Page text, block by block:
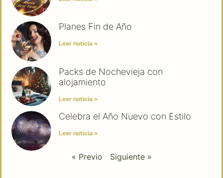
Planes Fin de Año
Leer noticia »
Packs de Nochevieja con
alojamiento
Leer noticia »
Celebra el Año Nuevo con Estilo
Leer noticia »
« Previo Siguiente »